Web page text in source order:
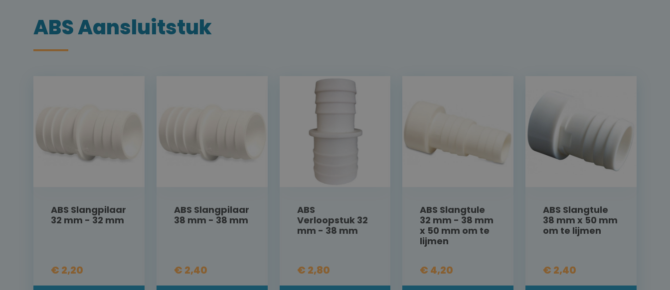
ABS Aansluitstuk
ABS Slangpilaar
32 mm - 32 mm
€ 2,20
ABS Slangpilaar
38 mm - 38 mm
€ 2,40
ABS
Verloopstuk 32
mm - 38 mm
€ 2,80
ABS Slangtule
32 mm - 38 mm
x 50 mm om te
lijmen
€ 4,20
ABS Slangtule
38 mm x 50 mm
om te lijmen
€ 2,40